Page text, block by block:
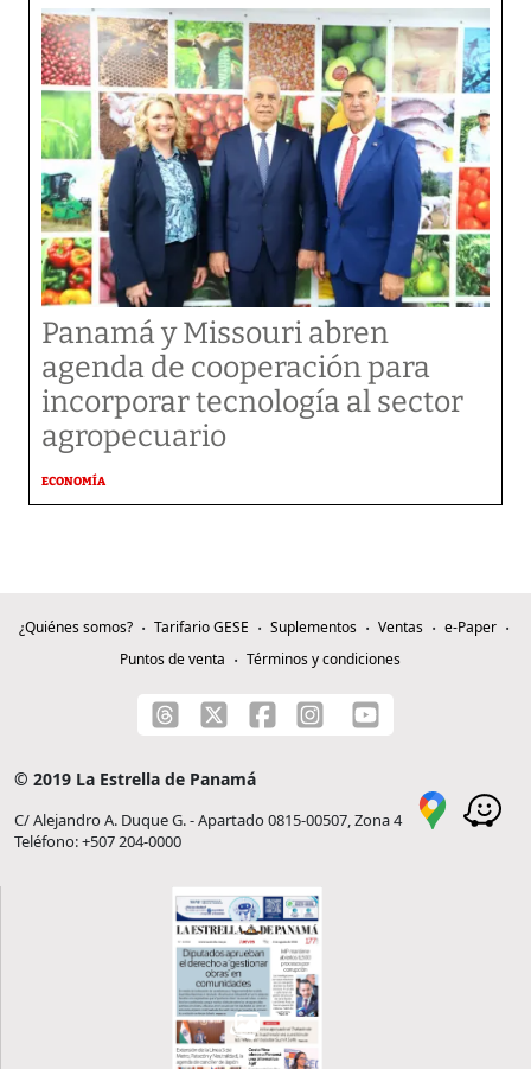
Panamá y Missouri abren
agenda de cooperación para
incorporar tecnología al sector
agropecuario
ECONOMÍA
¿Quiénes somos? Tarifario GESE Suplementos Ventas
e-Paper
Puntos de venta
Términos y condiciones
© 2019 La Estrella de Panamá
C/ Alejandro A. Duque G. - Apartado 0815-00507, Zona 4
Teléfono: +507 204-0000